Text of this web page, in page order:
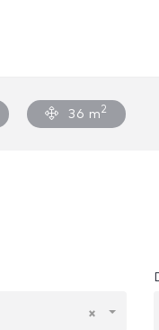
36 m2
×